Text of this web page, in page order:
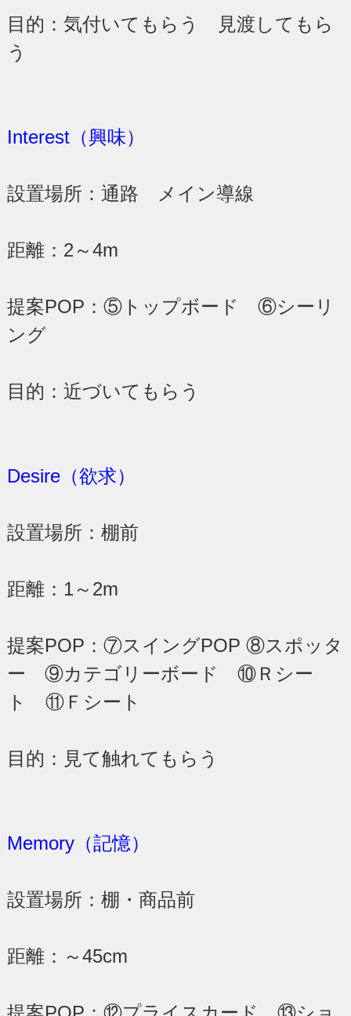
目的：気付いてもらう 見渡してもら
う
Interest（興味）
設置場所：通路 メイン導線
距離：2～4m
提案POP：⑤トップボード ⑥シーリ
ング
目的：近づいてもらう
Desire（欲求）
設置場所：棚前
距離：1～2m
提案POP：⑦スイングPOP ⑧スポッタ
ー ⑨カテゴリーボード ⑩Ｒシー
ト ⑪Ｆシート
目的：見て触れてもらう
Memory（記憶）
設置場所：棚・商品前
距離：～45cm